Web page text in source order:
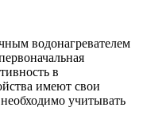
водонагревателем
в
имеют свои
учитывать